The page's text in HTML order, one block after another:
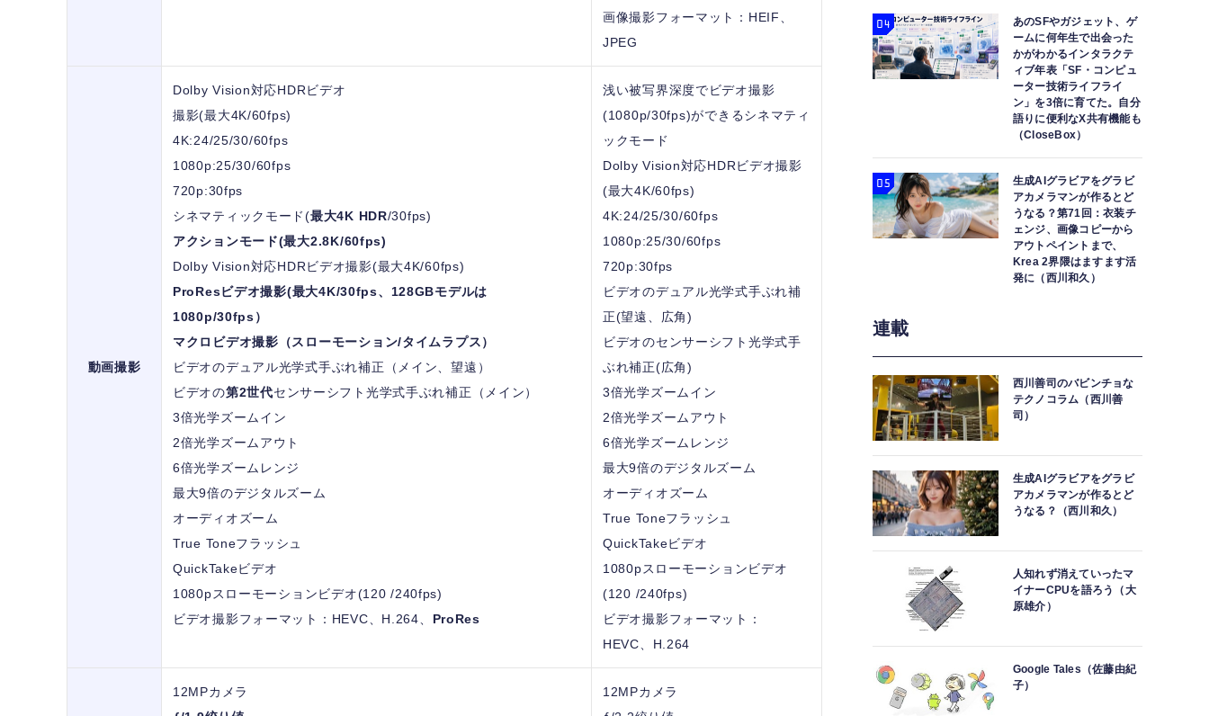
画像撮影フォーマット：HEIF、
JPEG
動画撮影
Dolby Vision対応HDRビデオ
撮影(最大4K/60fps)
4K:24/25/30/60fps
1080p:25/30/60fps
720p:30fps
シネマティックモード(最大4K HDR/30fps)
アクションモード(最大2.8K/60fps)
Dolby Vision対応HDRビデオ撮影(最大4K/60fps)
ProResビデオ撮影(最大4K/30fps、128GBモデルは
1080p/30fps）
マクロビデオ撮影（スローモーション/タイムラプス）
ビデオのデュアル光学式手ぶれ補正（メイン、望遠）
ビデオの第2世代センサーシフト光学式手ぶれ補正（メイン）
3倍光学ズームイン
2倍光学ズームアウト
6倍光学ズームレンジ
最大9倍のデジタルズーム
オーディオズーム
True Toneフラッシュ
QuickTakeビデオ
1080pスローモーションビデオ(120 /240fps)
ビデオ撮影フォーマット：HEVC、H.264、 ProRes
浅い被写界深度でビデオ撮影
(1080p/30fps)ができるシネマティ
ックモード
Dolby Vision対応HDRビデオ撮影
(最大4K/60fps)
4K:24/25/30/60fps
1080p:25/30/60fps
720p:30fps
ビデオのデュアル光学式手ぶれ補
正(望遠、広角)
ビデオのセンサーシフト光学式手
ぶれ補正(広角)
3倍光学ズームイン
2倍光学ズームアウト
6倍光学ズームレンジ
最大9倍のデジタルズーム
オーディオズーム
True Toneフラッシュ
QuickTakeビデオ
1080pスローモーションビデオ
(120 /240fps)
ビデオ撮影フォーマット：
HEVC、H.264
12MPカメラ
12MPカメラ
あのSFやガジェット、ゲ
ームに何年生で出会った
かがわかるインタラクテ
ィブ年表「SF・コンピュ
ーター技術ライフライ
ン」を3倍に育てた。自分
語りに便利なX共有機能も
（CloseBox）
生成AIグラビアをグラビ
アカメラマンが作るとど
うなる？第71回：衣装チ
ェンジ、画像コピーから
アウトペイントまで、
Krea 2界隈はますます活
発に（西川和久）
連載
西川善司のバビンチョな
テクノコラム（西川善
司）
生成AIグラビアをグラビ
アカメラマンが作るとど
うなる？（西川和久）
人知れず消えていったマ
イナーCPUを語ろう（大
原雄介）
Google Tales（佐藤由紀
子）